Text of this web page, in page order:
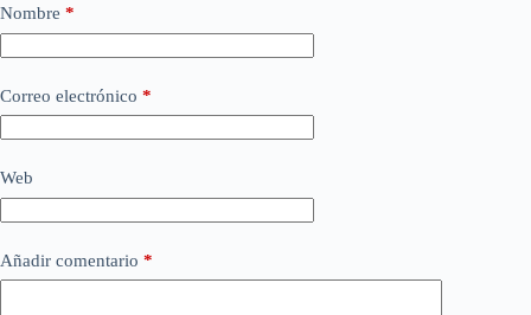
Nombre *
Correo electrónico *
Web
Añadir comentario *